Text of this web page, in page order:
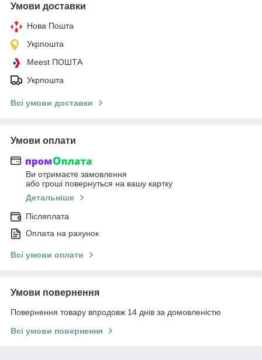
Умови доставки
Нова Пошта
Укрпошта
Meest ПОШТА
Укрпошта
Всі умови доставки
Умови оплати
Ви отримаєте замовлення
або гроші повернуться на вашу картку
Детальніше
Післяплата
Оплата на рахунок
Всі умови оплати
Умови повернення
Повернення товару впродовж 14 днів за домовленістю
Всі умови повернення